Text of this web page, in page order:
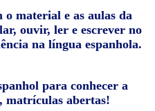
o material e as aulas da
ouvir, ler e escrever no
na língua espanhola.
para conhecer a
matrículas abertas!